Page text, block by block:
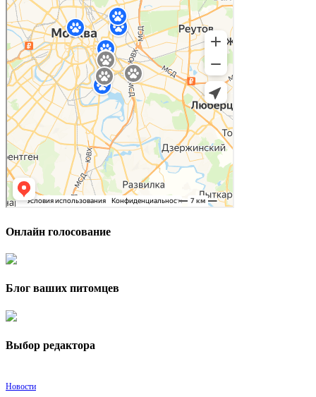
Онлайн голосование
Блог ваших питомцев
Выбор редактора
Новости